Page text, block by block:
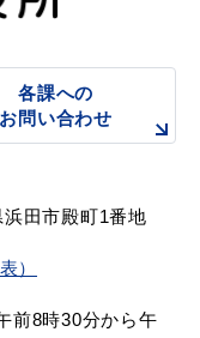
各課への
お問い合わせ
田市殿町1番地
）
前8時30分から午